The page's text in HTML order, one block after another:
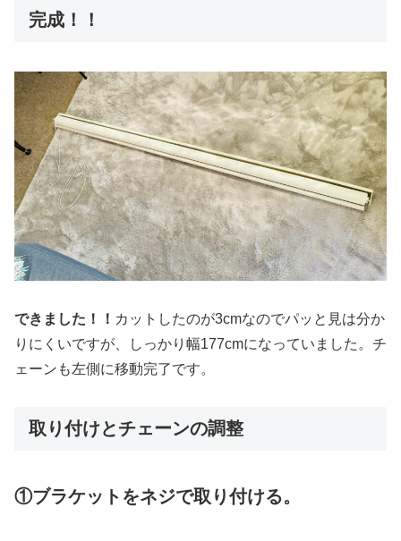
完成！！
できました！！ カットしたのが3cmなのでパッと見は分か
りにくいですが、しっかり幅177cmになっていました。チ
ェーンも左側に移動完了です。
取り付けとチェーンの調整
①ブラケットをネジで取り付ける。